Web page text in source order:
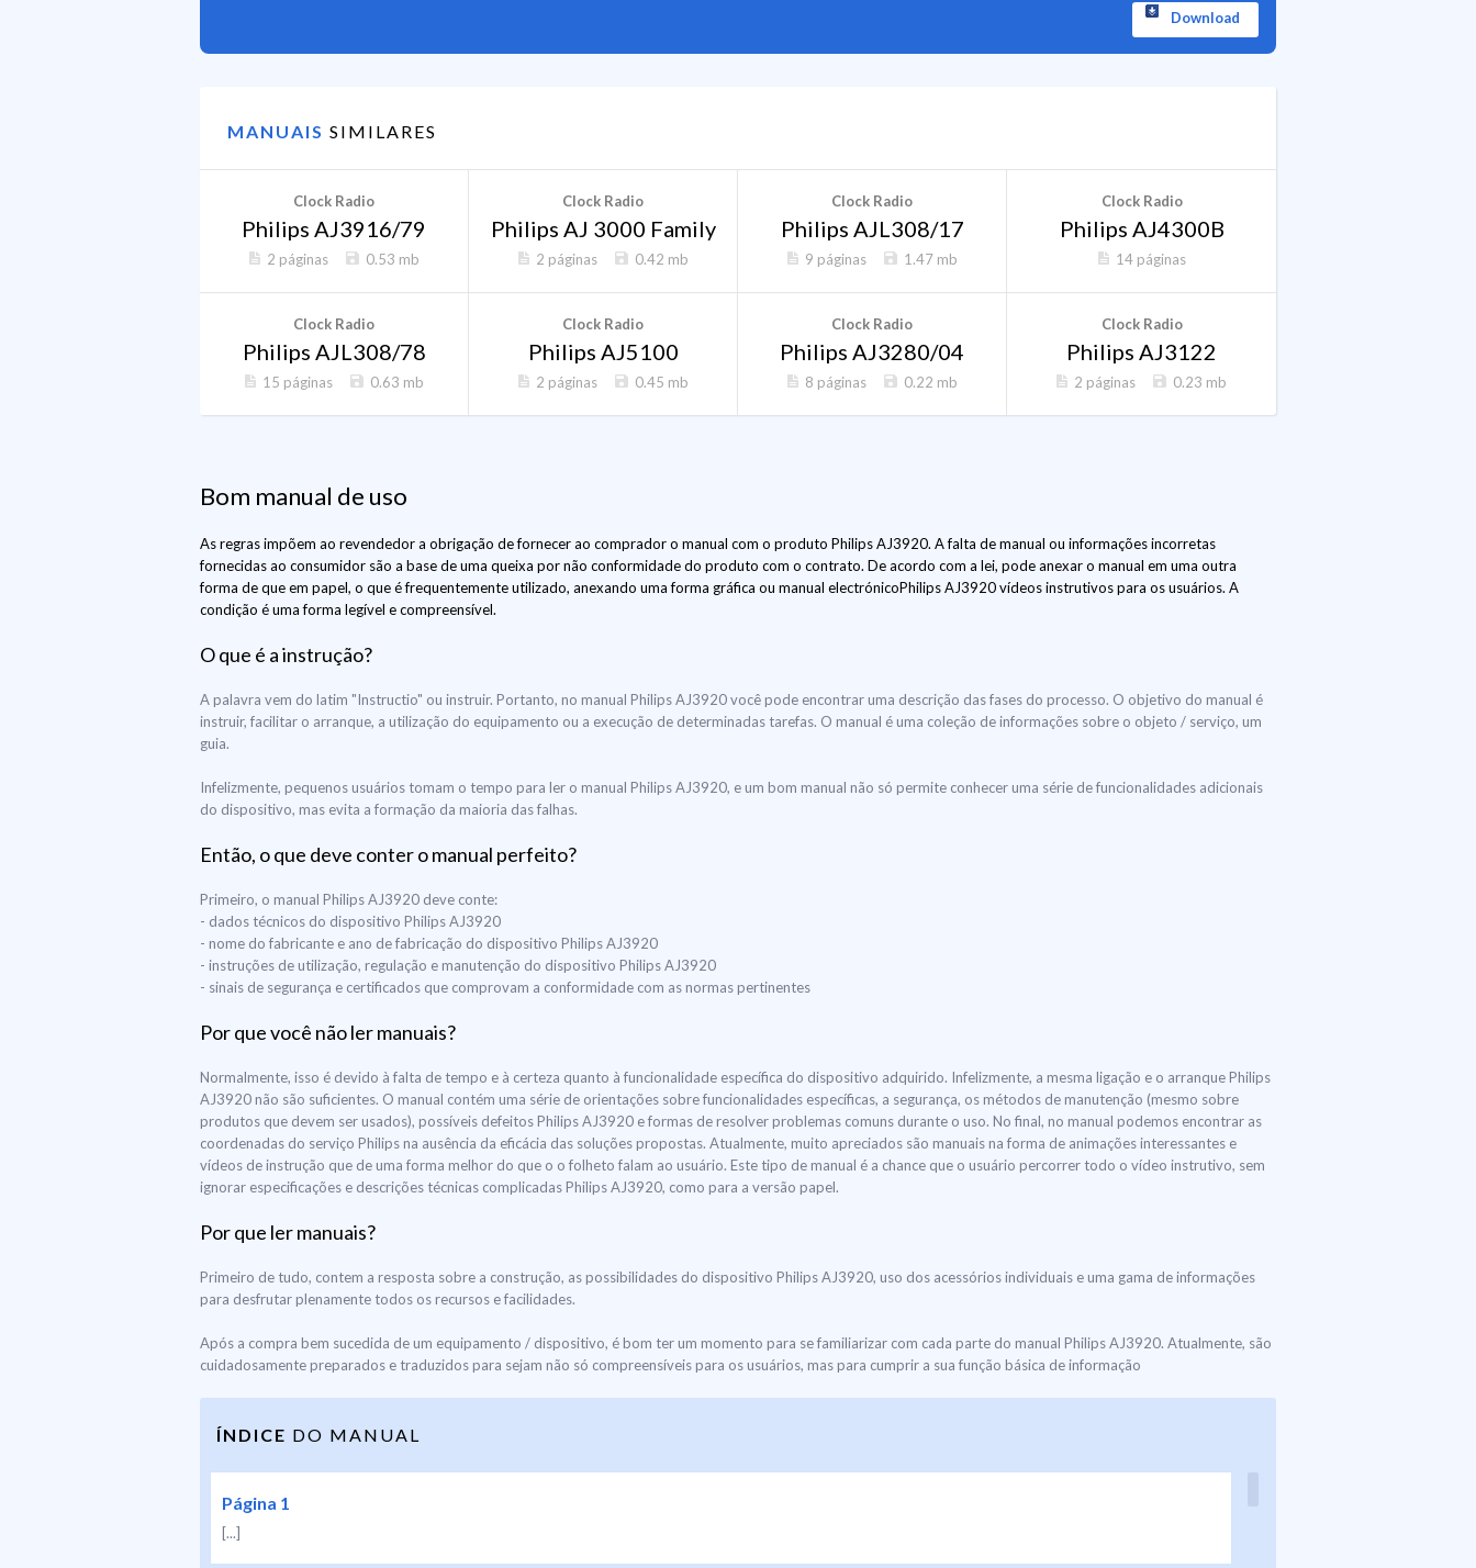
Download
MANUAIS SIMILARES
Clock Radio
Philips AJ3916/79
2 páginas 0.53 mb
Clock Radio
Philips AJ 3000 Family
2 páginas 0.42 mb
Clock Radio
Philips AJL308/17
9 páginas 1.47 mb
Clock Radio
Philips AJ4300B
14 páginas
Clock Radio
Philips AJL308/78
15 páginas 0.63 mb
Clock Radio
Philips AJ5100
2 páginas 0.45 mb
Clock Radio
Philips AJ3280/04
8 páginas 0.22 mb
Clock Radio
Philips AJ3122
2 páginas 0.23 mb
Bom manual de uso
As regras impõem ao revendedor a obrigação de fornecer ao comprador o manual com o produto Philips AJ3920. A falta de manual ou informações incorretas
fornecidas ao consumidor são a base de uma queixa por não conformidade do produto com o contrato. De acordo com a lei, pode anexar o manual em uma outra
forma de que em papel, o que é frequentemente utilizado, anexando uma forma gráfica ou manual electrónicoPhilips AJ3920 vídeos instrutivos para os usuários. A
condição é uma forma legível e compreensível.
O que é a instrução?
A palavra vem do latim "Instructio" ou instruir. Portanto, no manual Philips AJ3920 você pode encontrar uma descrição das fases do processo. O objetivo do manual é
instruir, facilitar o arranque, a utilização do equipamento ou a execução de determinadas tarefas. O manual é uma coleção de informações sobre o objeto / serviço, um
guia.
Infelizmente, pequenos usuários tomam o tempo para ler o manual Philips AJ3920, e um bom manual não só permite conhecer uma série de funcionalidades adicionais
do dispositivo, mas evita a formação da maioria das falhas.
Então, o que deve conter o manual perfeito?
Primeiro, o manual Philips AJ3920 deve conte:
- dados técnicos do dispositivo Philips AJ3920
- nome do fabricante e ano de fabricação do dispositivo Philips AJ3920
- instruções de utilização, regulação e manutenção do dispositivo Philips AJ3920
- sinais de segurança e certificados que comprovam a conformidade com as normas pertinentes
Por que você não ler manuais?
Normalmente, isso é devido à falta de tempo e à certeza quanto à funcionalidade específica do dispositivo adquirido. Infelizmente, a mesma ligação e o arranque Philips
AJ3920 não são suficientes. O manual contém uma série de orientações sobre funcionalidades específicas, a segurança, os métodos de manutenção (mesmo sobre
produtos que devem ser usados), possíveis defeitos Philips AJ3920 e formas de resolver problemas comuns durante o uso. No final, no manual podemos encontrar as
coordenadas do serviço Philips na ausência da eficácia das soluções propostas. Atualmente, muito apreciados são manuais na forma de animações interessantes e
vídeos de instrução que de uma forma melhor do que o o folheto falam ao usuário. Este tipo de manual é a chance que o usuário percorrer todo o vídeo instrutivo, sem
ignorar especificações e descrições técnicas complicadas Philips AJ3920, como para a versão papel.
Por que ler manuais?
Primeiro de tudo, contem a resposta sobre a construção, as possibilidades do dispositivo Philips AJ3920, uso dos acessórios individuais e uma gama de informações
para desfrutar plenamente todos os recursos e facilidades.
Após a compra bem sucedida de um equipamento / dispositivo, é bom ter um momento para se familiarizar com cada parte do manual Philips AJ3920. Atualmente, são
cuidadosamente preparados e traduzidos para sejam não só compreensíveis para os usuários, mas para cumprir a sua função básica de informação
ÍNDICE DO MANUAL
Página 1
[...]